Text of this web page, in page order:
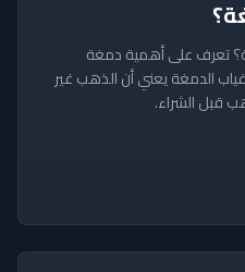
على أهمية دمغة
الدمغة يعني أن الذهب غير
قبل الشراء.